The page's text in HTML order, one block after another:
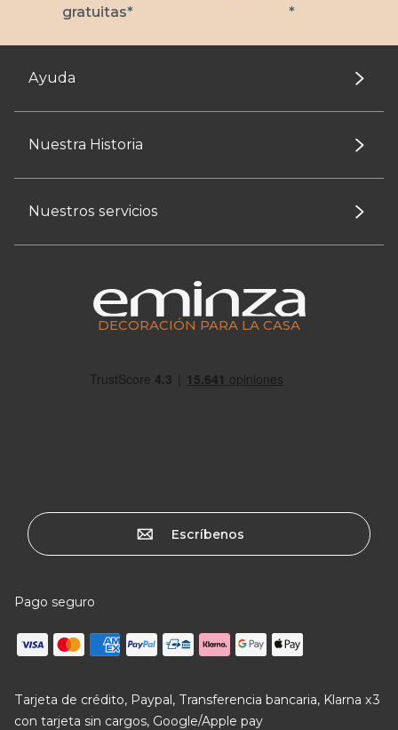
gratuitas*
*
Ayuda
Nuestra Historia
Nuestros servicios
DECORACIÓN PARA LA CASA
Escríbenos
Pago seguro
Tarjeta de crédito, Paypal, Transferencia bancaria, Klarna x3
con tarjeta sin cargos, Google/Apple pay